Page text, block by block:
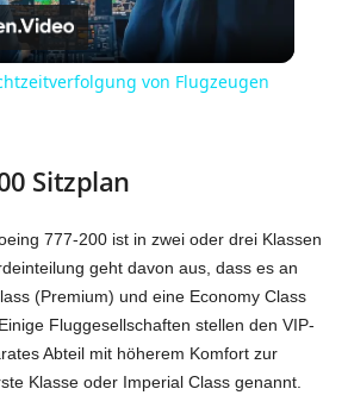
l
y
V
i
von Flugzeugen
Sitzplan
777-200 ist in zwei oder drei Klassen
geht davon aus, dass es an
(Premium) und eine Economy Class
Fluggesellschaften stellen den VIP-
Abteil mit höherem Komfort zur
Klasse oder Imperial Class genannt.